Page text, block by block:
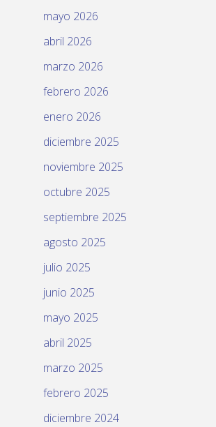
mayo 2026
abril 2026
marzo 2026
febrero 2026
enero 2026
diciembre 2025
noviembre 2025
octubre 2025
septiembre 2025
agosto 2025
julio 2025
junio 2025
mayo 2025
abril 2025
marzo 2025
febrero 2025
diciembre 2024